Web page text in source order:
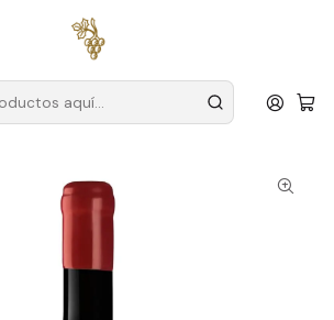
pedidos superiores a
Duero
Van Zellers
Vitae Douro Tinto 75cl